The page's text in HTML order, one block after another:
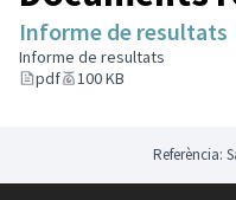
Us animem a participar!
Informe de resultats
Informe de resultats
pdf
100 KB
Referència: